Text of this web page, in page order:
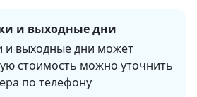
и выходные дни
и выходные дни может
стоимость можно уточнить
по телефону